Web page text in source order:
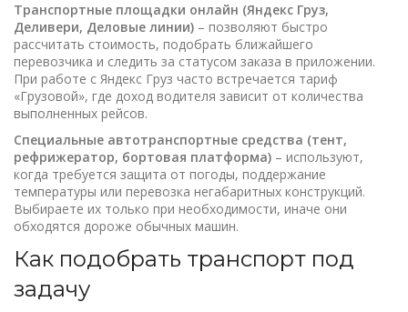
Транспортные площадки онлайн (Яндекс Груз,
Деливери, Деловые линии) – позволяют быстро
рассчитать стоимость, подобрать ближайшего
перевозчика и следить за статусом заказа в приложении.
При работе с Яндекс Груз часто встречается тариф
«Грузовой», где доход водителя зависит от количества
выполненных рейсов.
Специальные автотранспортные средства (тент,
рефрижератор, бортовая платформа) – используют,
когда требуется защита от погоды, поддержание
температуры или перевозка негабаритных конструкций.
Выбираете их только при необходимости, иначе они
обходятся дороже обычных машин.
Как подобрать транспорт под
задачу